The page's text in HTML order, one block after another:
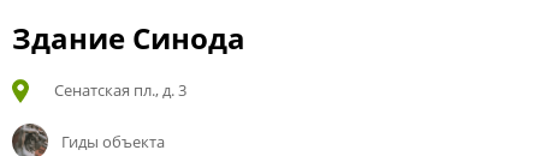
Здание Синода
Сенатская пл., д. 3
Гиды объекта